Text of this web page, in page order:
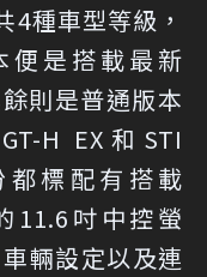
種車型等級，
便是搭載最新
則是普通版本
H EX和STI
都標配有搭載
11.6吋中控螢
輛設定以及連